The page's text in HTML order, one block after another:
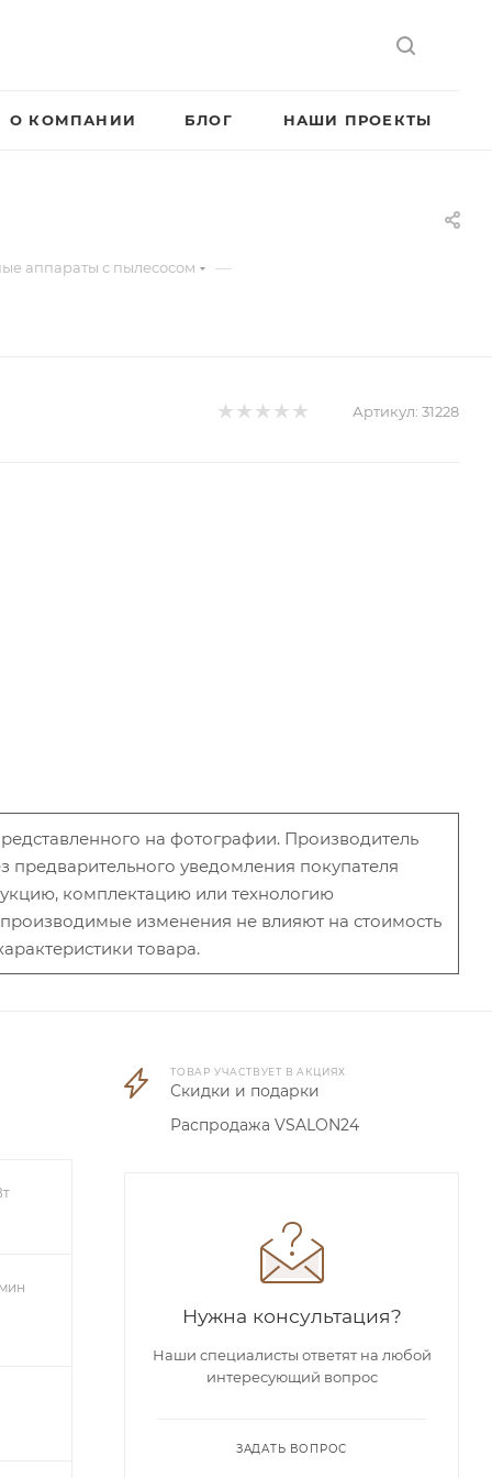
О КОМПАНИИ БЛОГ НАШИ ПРОЕКТЫ
аппараты с пылесосом —
Артикул: 31228
на фотографии. Производитель
предварительного уведомления покупателя
комплектацию или технологию
изменения не влияют на стоимость
товара.
ТОВАР УЧАСТВУЕТ В АКЦИЯХ
Скидки и подарки
Распродажа VSALON24
Нужна консультация?
Наши специалисты ответят на любой
интересующий вопрос
ЗАДАТЬ ВОПРОС